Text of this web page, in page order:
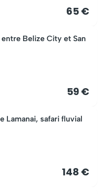
65 €
Belize City et San
59 €
Lamanai, safari fluvial
148 €